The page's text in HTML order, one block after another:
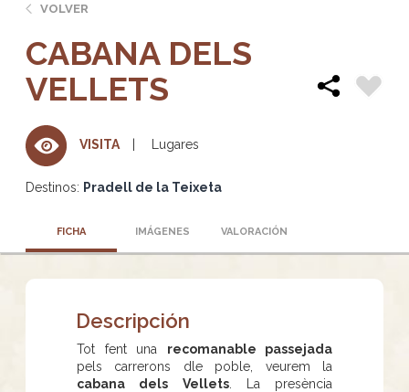
VOLVER
CABANA DELS
VELLETS
VISITA Lugares
Destinos: Pradell de la Teixeta
FICHA IMÁGENES VALORACIÓN
Descripción
Tot fent una recomanable passejada
pels carrerons dle poble, veurem la
cabana dels Vellets. La presència